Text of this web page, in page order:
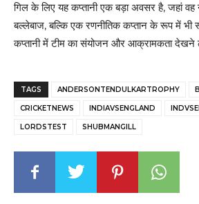
गिल के लिए यह कप्तानी एक बड़ा अवसर है, जहां
बल्लेबाज, बल्कि एक रणनीतिक कप्तान के रूप में
कप्तानी में टीम का संयोजन और आक्रामकता देखने
TAGS ANDERSONTENDULKARTROPHY
CRICKETNEWS INDIAVSENGLAND
LORDSTEST SHUBMANGILL